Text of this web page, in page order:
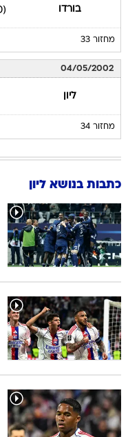
בורדו (0)
מחזור 33
04/05/2002
ליון
מחזור 34
כתבות בנושא ליון